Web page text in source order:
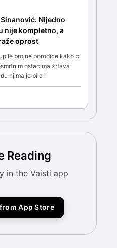
Nijedno
nije kompletno, a
oprost
brojne porodice kako bi
ostacima žrtava
njima je bila i
Reading
in the Vaisti app
App Store